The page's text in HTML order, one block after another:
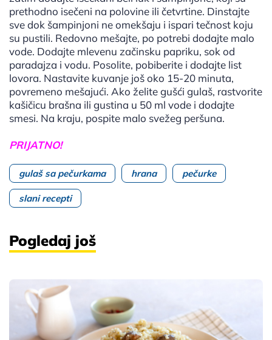
prethodno isečeni na polovine ili četvrtine. Dinstajte
sve dok šampinjoni ne omekšaju i ispari tečnost koju
su pustili. Redovno mešajte, po potrebi dodajte malo
vode. Dodajte mlevenu začinsku papriku, sok od
paradajza i vodu. Posolite, pobiberite i dodajte list
lovora. Nastavite kuvanje još oko 15-20 minuta,
povremeno mešajući. Ako želite gušći gulaš, rastvorite
kašičicu brašna ili gustina u 50 ml vode i dodajte
smesi. Na kraju, pospite malo svežeg peršuna.
PRIJATNO!
gulaš sa pečurkama hrana pečurke
slani recepti
Pogledaj još